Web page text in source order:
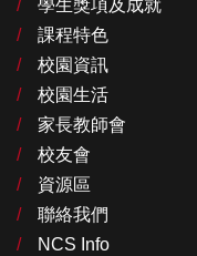
學生獎項及成就
課程特色
校園資訊
校園生活
家長教師會
校友會
資源區
聯絡我們
NCS Info